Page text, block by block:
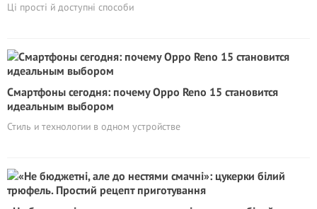
Ці прості й доступні способи
Смартфоны сегодня: почему Oppo Reno 15 становится
идеальным выбором
Стиль и технологии в одном устройстве